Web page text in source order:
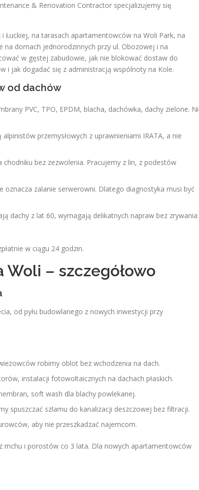
& Renovation Contractor specjalizujemy się
Łuckiej, na tarasach apartamentowców na Woli Park, na
na domach jednorodzinnych przy ul. Obozowej i na
w gęstej zabudowie, jak nie blokować dostaw do
i jak dogadać się z administracją wspólnoty na Kole.
od dachów
PVC, TPO, EPDM, blacha, dachówka, dachy zielone.
przemysłowych z uprawnieniami IRATA, a nie
bez zezwolenia. Pracujemy z lin, z podestów
oznacza zalanie serwerowni. Dlatego diagnostyka musi być
dachy z lat 60, wymagają delikatnych napraw bez zrywania
w ciągu 24 godzin.
Woli – szczegółowo
od pyłu budowlanego z nowych inwestycji przy
robimy oblot bez wchodzenia na dach.
instalacji fotowoltaicznych na dachach płaskich.
soft wash dla blachy powlekanej.
spuszczać szlamu do kanalizacji deszczowej bez filtracji.
aby nie przeszkadzać najemcom.
mchu i porostów co 3 lata. Dla nowych apartamentowców